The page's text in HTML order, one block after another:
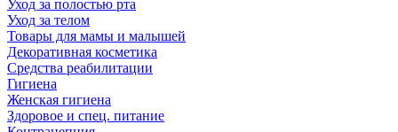
Уход за полостью рта
Уход за телом
Товары для мамы и малышей
Декоративная косметика
Средства реабилитации
Гигиена
Женская гигиена
Здоровое и спец. питание